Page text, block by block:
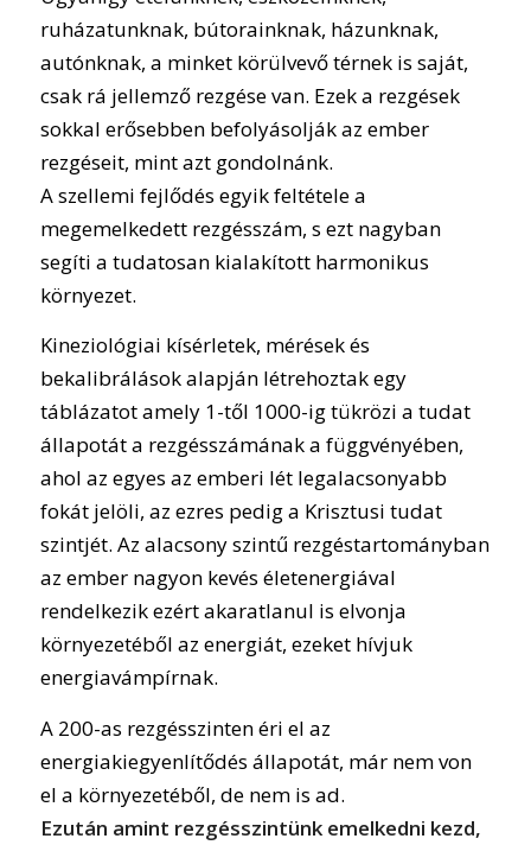
ruházatunknak, bútorainknak, házunknak,
autónknak, a minket körülvevő térnek is saját,
csak rá jellemző rezgése van. Ezek a rezgések
sokkal erősebben befolyásolják az ember
rezgéseit, mint azt gondolnánk.
A szellemi fejlődés egyik feltétele a
megemelkedett rezgésszám, s ezt nagyban
segíti a tudatosan kialakított harmonikus
környezet.
Kineziológiai kísérletek, mérések és
bekalibrálások alapján létrehoztak egy
táblázatot amely 1-től 1000-ig tükrözi a tudat
állapotát a rezgésszámának a függvényében,
ahol az egyes az emberi lét legalacsonyabb
fokát jelöli, az ezres pedig a Krisztusi tudat
szintjét. Az alacsony szintű rezgéstartományban
az ember nagyon kevés életenergiával
rendelkezik ezért akaratlanul is elvonja
környezetéből az energiát, ezeket hívjuk
energiavámpírnak.
A 200-as rezgésszinten éri el az
energiakiegyenlítődés állapotát, már nem von
el a környezetéből, de nem is ad.
Ezután amint rezgésszintünk emelkedni kezd,